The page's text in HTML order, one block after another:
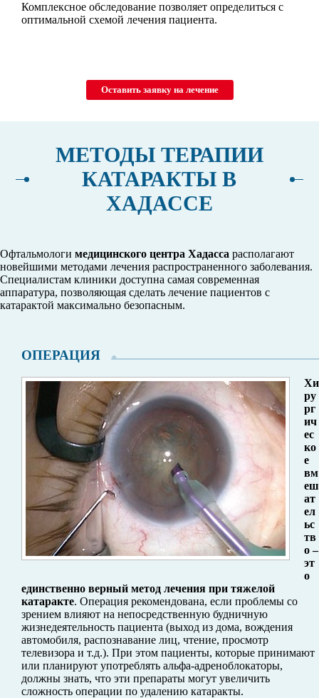
Комплексное обследование позволяет определиться с
оптимальной схемой лечения пациента.
Оставить заявку на лечение
МЕТОДЫ ТЕРАПИИ
КАТАРАКТЫ В
ХАДАССЕ
Офтальмологи медицинского центра Хадасса располагают
новейшими методами лечения распространенного заболевания.
Специалистам клиники доступна самая современная
аппаратура, позволяющая сделать лечение пациентов с
катарактой максимально безопасным.
ОПЕРАЦИЯ
Хи
ру
рг
ич
ес
ко
е
вм
еш
ат
ел
ьс
тв
о –
эт
о
единственно верный метод лечения при тяжелой
катаракте. Операция рекомендована, если проблемы со
зрением влияют на непосредственную будничную
жизнедеятельность пациента (выход из дома, вождения
автомобиля, распознавание лиц, чтение, просмотр
телевизора и т.д.). При этом пациенты, которые принимают
или планируют употреблять альфа-адреноблокаторы,
должны знать, что эти препараты могут увеличить
сложность операции по удалению катаракты.